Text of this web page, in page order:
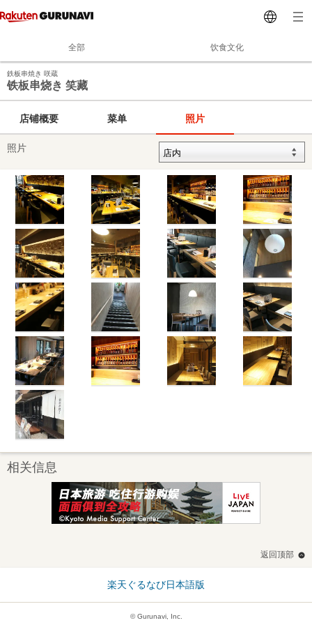
全部 饮食文化
鉄板串焼き 咲蔵
铁板串烧き 笑藏
店铺概要 菜单 照片
照片
相关信息
返回顶部
楽天ぐるなび日本語版
© Gurunavi, Inc.